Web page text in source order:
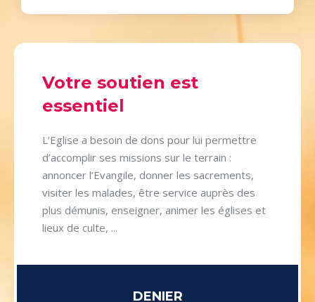
Votre soutien est
essentiel
L’Eglise a besoin de dons pour lui permettre
d’accomplir ses missions sur le terrain :
annoncer l’Evangile, donner les sacrements,
visiter les malades, être service auprès des
plus démunis, enseigner, animer les églises et
lieux de culte, ...
DENIER